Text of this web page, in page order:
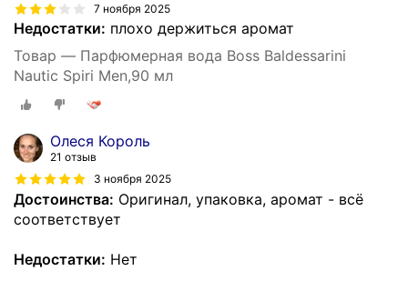
7 ноября 2025
Недостатки: плохо держиться аромат
Товар — Парфюмерная вода Boss Baldessarini
Nautic Spiri Men,90 мл
Олеся Король
21 отзыв
3 ноября 2025
Достоинства: Оригинал, упаковка, аромат - всё
соответствует
Недостатки: Нет